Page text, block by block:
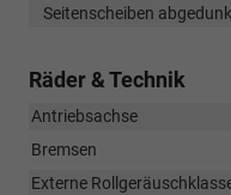
Seitenscheiben
Räder & Technik
Antriebsachse
Bremsen
Externe